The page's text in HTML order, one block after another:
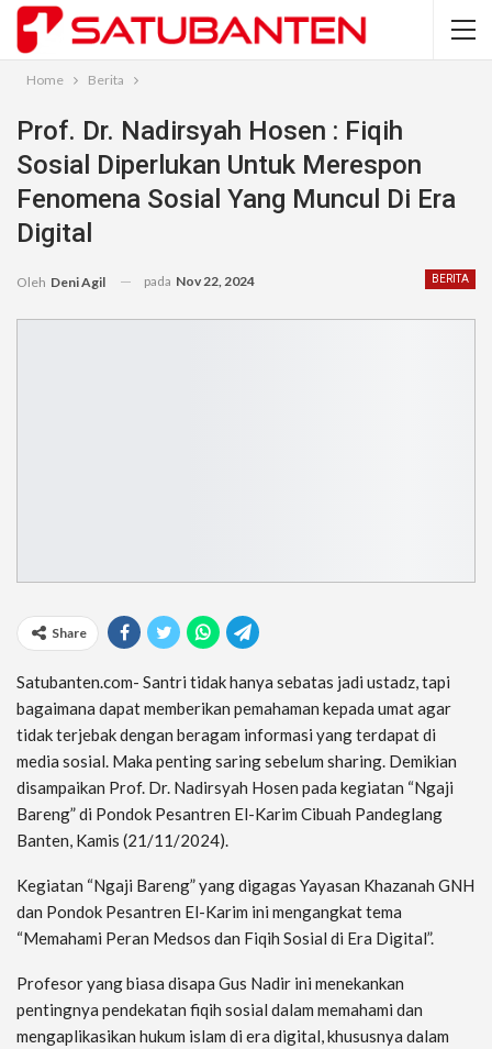
Home Berita
Prof. Dr. Nadirsyah Hosen : Fiqih
Sosial Diperlukan Untuk Merespon
Fenomena Sosial Yang Muncul Di Era
Digital
BERITA
Oleh Deni Agil pada Nov 22, 2024
Share
Satubanten.com- Santri tidak hanya sebatas jadi ustadz, tapi
bagaimana dapat memberikan pemahaman kepada umat agar
tidak terjebak dengan beragam informasi yang terdapat di
media sosial. Maka penting saring sebelum sharing. Demikian
disampaikan Prof. Dr. Nadirsyah Hosen pada kegiatan “Ngaji
Bareng” di Pondok Pesantren El-Karim Cibuah Pandeglang
Banten, Kamis (21/11/2024).
Kegiatan “Ngaji Bareng” yang digagas Yayasan Khazanah GNH
dan Pondok Pesantren El-Karim ini mengangkat tema
“Memahami Peran Medsos dan Fiqih Sosial di Era Digital”.
Profesor yang biasa disapa Gus Nadir ini menekankan
pentingnya pendekatan fiqih sosial dalam memahami dan
mengaplikasikan hukum islam di era digital, khususnya dalam